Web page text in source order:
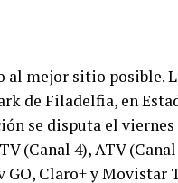
al mejor sitio posible.
de Filadelfia, en
se disputa el viernes
(Canal 4), ATV
GO, Claro+ y Movistar